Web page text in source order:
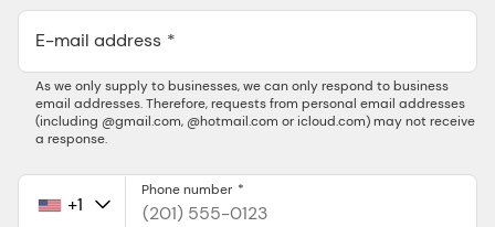
E-mail address
As we only supply to businesses, we can only respond to business
email addresses. Therefore, requests from personal email addresses
(including @gmail.com, @hotmail.com or icloud.com) may not receive
a response.
United
+1
Phone number